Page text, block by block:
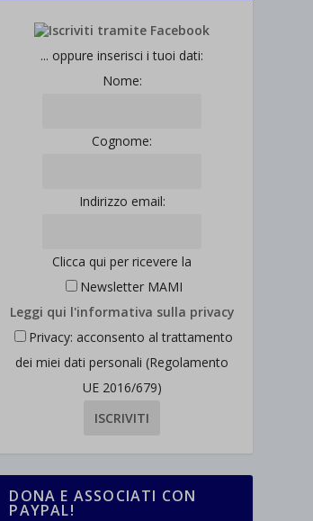
... oppure inserisci i tuoi dati:
Nome:
Cognome:
Indirizzo email:
Clicca qui per ricevere la
Newsletter MAMI
Leggi qui l'informativa sulla privacy
Privacy: acconsento al trattamento
dei miei dati personali (Regolamento
UE 2016/679)
DONA E ASSOCIATI CON
PAYPAL!